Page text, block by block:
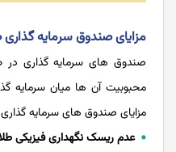
مزایای صندوق سرمایه گذاری
صندوق های سرمایه گذاری در
محبوبیت آن ها میان سرمایه
مزایای صندوق های سرمایه گذاری
عدم ریسک نگهداری فیزیکی